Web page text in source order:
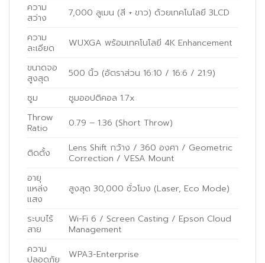
ความ
สว่าง
7,000 ลูเมน (สี + ขาว) ด้วยเทคโนโลยี 3LCD
ความ
ละเอียด
WUXGA พร้อมเทคโนโลยี 4K Enhancement
ขนาดจอ
สูงสุด
500 นิ้ว (อัตราส่วน 16:10 / 16:6 / 21:9)
ซูม
ซูมออปติคอล 1.7x
Throw
Ratio
0.79 – 1.36 (Short Throw)
ติดตั้ง
Lens Shift กว้าง / 360 องศา / Geometric
Correction / VESA Mount
อายุ
แหล่ง
แสง
สูงสุด 30,000 ชั่วโมง (Laser, Eco Mode)
ระบบไร้
สาย
Wi-Fi 6 / Screen Casting / Epson Cloud
Management
ความ
ปลอดภัย
WPA3-Enterprise